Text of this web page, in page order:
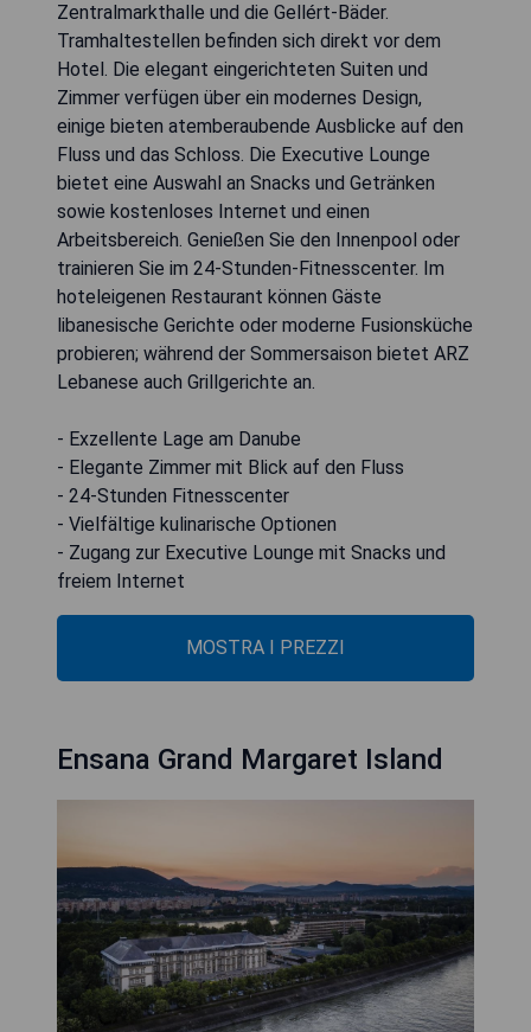
Zentralmarkthalle und die Gellért-Bäder.
Tramhaltestellen befinden sich direkt vor dem
Hotel. Die elegant eingerichteten Suiten und
Zimmer verfügen über ein modernes Design,
einige bieten atemberaubende Ausblicke auf den
Fluss und das Schloss. Die Executive Lounge
bietet eine Auswahl an Snacks und Getränken
sowie kostenloses Internet und einen
Arbeitsbereich. Genießen Sie den Innenpool oder
trainieren Sie im 24-Stunden-Fitnesscenter. Im
hoteleigenen Restaurant können Gäste
libanesische Gerichte oder moderne Fusionsküche
probieren; während der Sommersaison bietet ARZ
Lebanese auch Grillgerichte an.
- Exzellente Lage am Danube
- Elegante Zimmer mit Blick auf den Fluss
- 24-Stunden Fitnesscenter
- Vielfältige kulinarische Optionen
- Zugang zur Executive Lounge mit Snacks und
freiem Internet
MOSTRA I PREZZI
Ensana Grand Margaret Island